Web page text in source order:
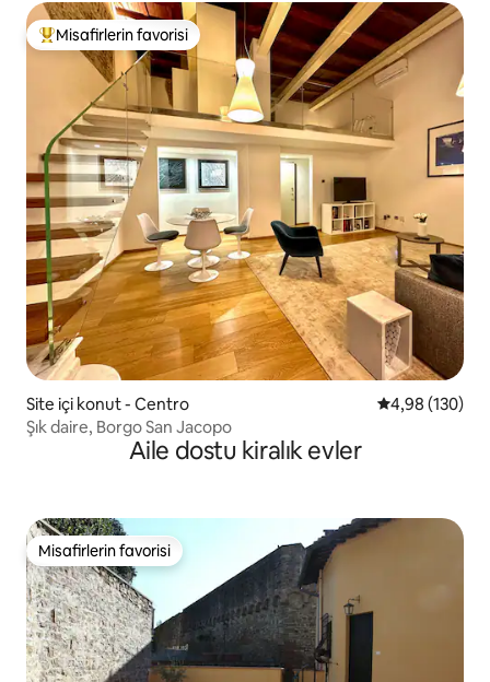
Misafirlerin favorilerinden en beğenilenler arasında
Misafirlerin favorisi
Site içi konut - Centro 5 üzerinden
4,98 (130)
Şık daire, Borgo San Jacopo
Aile dostu kiralık evler
Misafirlerin favorisi
Misafirlerin favorisi